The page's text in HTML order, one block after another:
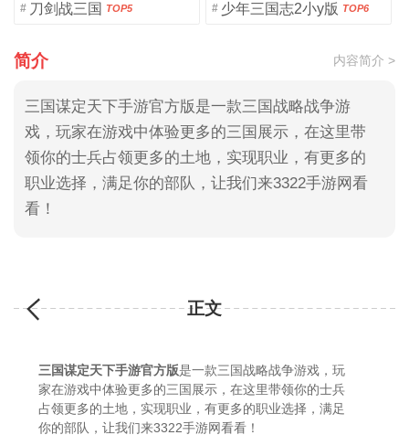
# 刀剑战三国 TOP5 # 少年三国志2小y版 TOP6
简介 内容简介 >
三国谋定天下手游官方版是一款三国战略战争游
戏，玩家在游戏中体验更多的三国展示，在这里带
领你的士兵占领更多的土地，实现职业，有更多的
职业选择，满足你的部队，让我们来3322手游网看
看！
正文
三国谋定天下手游官方版是一款三国战略战争游戏，玩
家在游戏中体验更多的三国展示，在这里带领你的士兵
占领更多的土地，实现职业，有更多的职业选择，满足
你的部队，让我们来3322手游网看看！